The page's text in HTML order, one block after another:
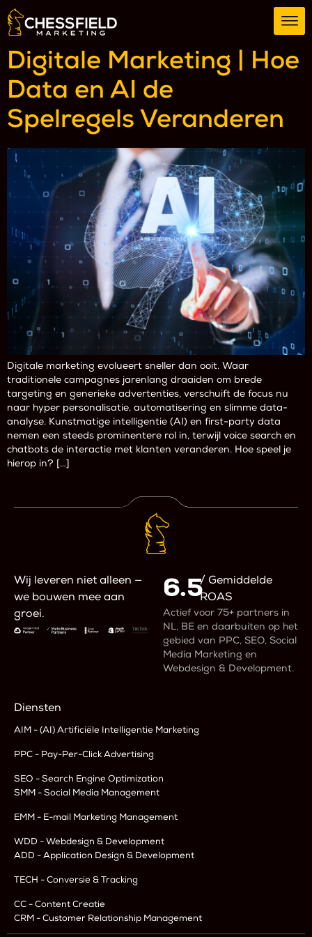
Digitale Marketing | Hoe
Data en AI de
Spelregels Veranderen
Digitale marketing evolueert sneller dan ooit. Waar
traditionele campagnes jarenlang draaiden om brede
targeting en generieke advertenties, verschuift de focus nu
naar hyper personalisatie, automatisering en slimme data-
analyse. Kunstmatige intelligentie (AI) en first-party data
nemen een steeds prominentere rol in, terwijl voice search en
chatbots de interactie met klanten veranderen. Hoe speel je
hierop in? […]
Wij leveren niet alleen —
we bouwen mee aan
groei.
6.5/ Gemiddelde
ROAS
Actief voor 75+ partners in
NL, BE en daarbuiten op het
gebied van PPC, SEO, Social
Media Marketing en
Webdesign & Development.
Diensten
AIM - (AI) Artificiële Intelligentie Marketing
PPC - Pay-Per-Click Advertising
SEO - Search Engine Optimization
SMM - Social Media Management
EMM - E-mail Marketing Management
WDD - Webdesign & Development
ADD - Application Design & Development
TECH - Conversie & Tracking
CC - Content Creatie
CRM - Customer Relationship Management